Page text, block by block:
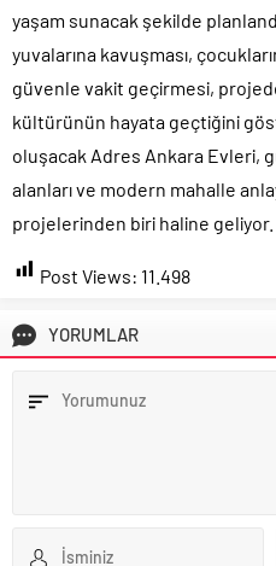
yaşam sunacak şekilde
yuvalarına kavuşması,
güvenle vakit geçirmesi,
kültürünün hayata geçtiğini
oluşacak Adres Ankara Evleri,
alanları ve modern mahalle
projelerinden biri haline geliyor.
Post Views: 11.498
YORUMLAR